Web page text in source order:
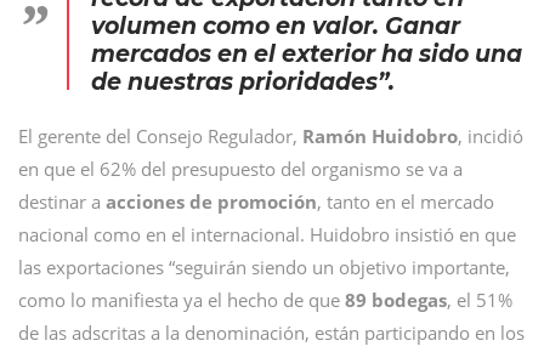
volumen como en valor. Ganar
mercados en el exterior ha sido una
de nuestras prioridades”.
El gerente del Consejo Regulador, Ramón Huidobro, incidió
en que el 62% del presupuesto del organismo se va a
destinar a acciones de promoción, tanto en el mercado
nacional como en el internacional. Huidobro insistió en que
las exportaciones “seguirán siendo un objetivo importante,
como lo manifiesta ya el hecho de que 89 bodegas, el 51%
de las adscritas a la denominación, están participando en los